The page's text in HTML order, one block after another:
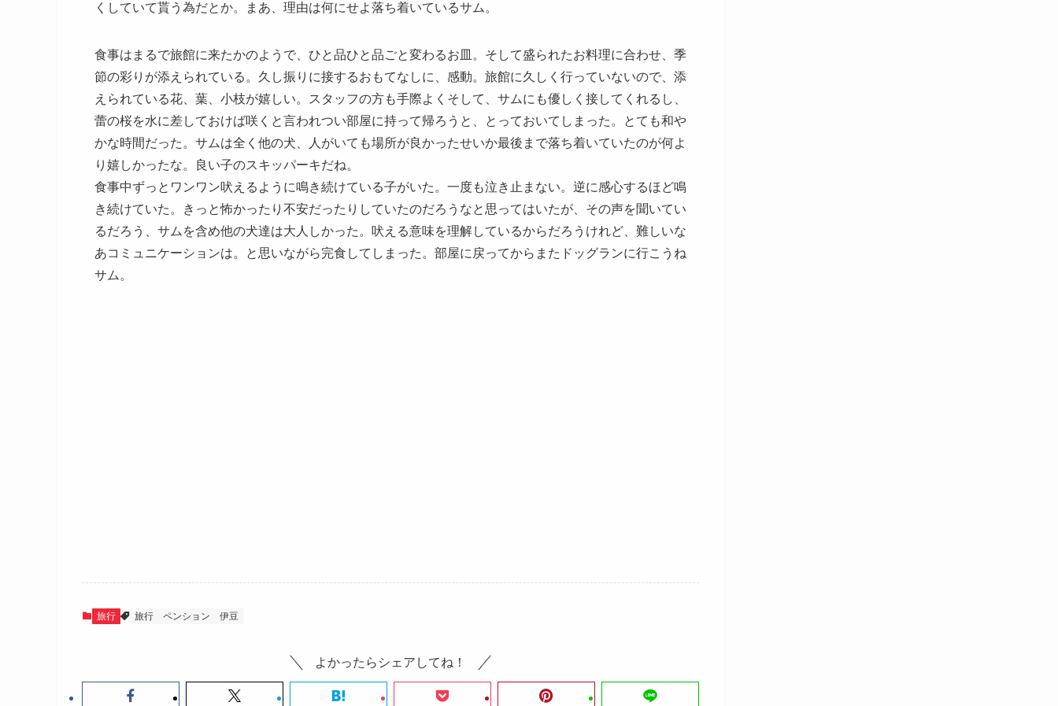
くしていて貰う為だとか。まあ、理由は何にせよ落ち着いているサム。
食事はまるで旅館に来たかのようで、ひと品ひと品ごと変わるお皿。そして盛られたお料理に合わせ、季
節の彩りが添えられている。久し振りに接するおもてなしに、感動。旅館に久しく行っていないので、添
えられている花、葉、小枝が嬉しい。スタッフの方も手際よくそして、サムにも優しく接してくれるし、
蕾の桜を水に差しておけば咲くと言われつい部屋に持って帰ろうと、とっておいてしまった。とても和や
かな時間だった。サムは全く他の犬、人がいても場所が良かったせいか最後まで落ち着いていたのが何よ
り嬉しかったな。良い子のスキッパーキだね。
食事中ずっとワンワン吠えるように鳴き続けている子がいた。一度も泣き止まない。逆に感心するほど鳴
き続けていた。きっと怖かったり不安だったりしていたのだろうなと思ってはいたが、その声を聞いてい
るだろう、サムを含め他の犬達は大人しかった。吠える意味を理解しているからだろうけれど、難しいな
あコミュニケーションは。と思いながら完食してしまった。部屋に戻ってからまたドッグランに行こうね
サム。
旅行 旅行 ペンション 伊豆
よかったらシェアしてね！